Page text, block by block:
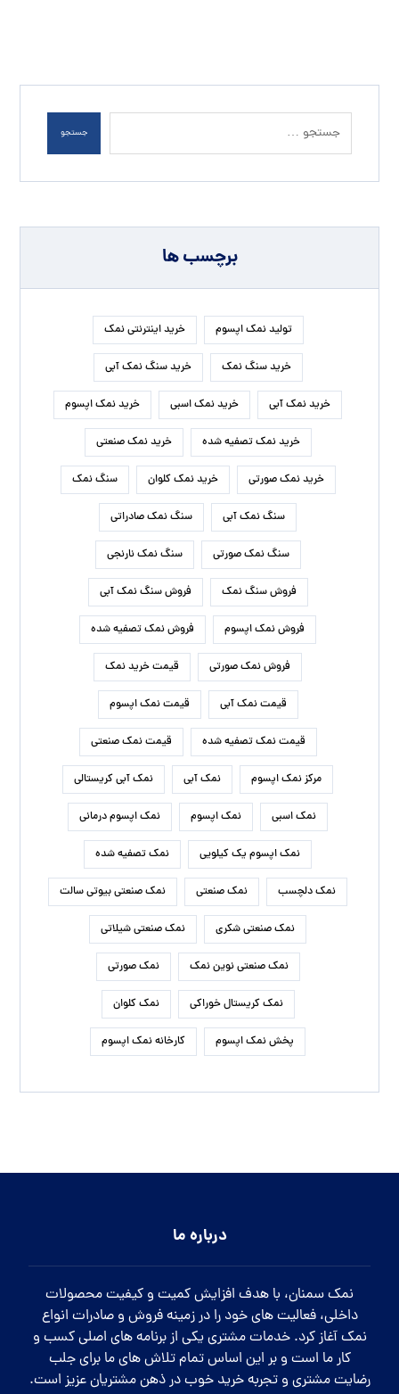
جستجو
برچسب ها
تولید نمک اپسوم خرید اینترنتی نمک
خرید سنگ نمک خرید سنگ نمک آبی
خرید نمک آبی خرید نمک اسبی خرید نمک اپسوم
خرید نمک تصفیه شده خرید نمک صنعتی
خرید نمک صورتی خرید نمک کلوان سنگ نمک
سنگ نمک آبی سنگ نمک صادراتی
سنگ نمک صورتی سنگ نمک نارنجی
فروش سنگ نمک فروش سنگ نمک آبی
فروش نمک اپسوم فروش نمک تصفیه شده
فروش نمک صورتی قیمت خرید نمک
قیمت نمک آبی قیمت نمک اپسوم
قیمت نمک تصفیه شده قیمت نمک صنعتی
مرکز نمک اپسوم نمک آبی نمک آبی کریستالی
نمک اسبی نمک اپسوم نمک اپسوم درمانی
نمک اپسوم یک کیلویی نمک تصفیه شده
نمک دلچسب نمک صنعتی نمک صنعتی بیوتی سالت
نمک صنعتی شکری نمک صنعتی شیلاتی
نمک صنعتی نوین نمک نمک صورتی
نمک کریستال خوراکی نمک کلوان
پخش نمک اپسوم کارخانه نمک اپسوم
درباره ما
نمک سمنان، با هدف افزایش کمیت و کیفیت محصولات
داخلی، فعالیت های خود را در زمینه فروش و صادرات انواع
نمک آغاز کرد. خدمات مشتری یکی از برنامه های اصلی کسب و
کار ما است و بر این اساس تمام تلاش های ما برای جلب
رضایت مشتری و تجربه خرید خوب در ذهن مشتریان عزیز است.